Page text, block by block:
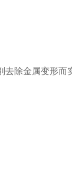
除金属变形而